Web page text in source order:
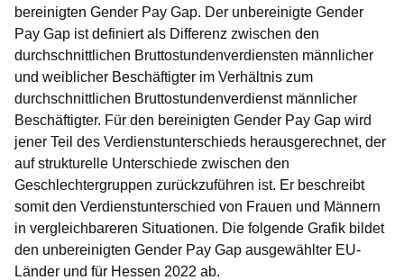
bereinigten Gender Pay Gap. Der unbereinigte Gender
Pay Gap ist definiert als Differenz zwischen den
durchschnittlichen Bruttostundenverdiensten männlicher
und weiblicher Beschäftigter im Verhältnis zum
durchschnittlichen Bruttostundenverdienst männlicher
Beschäftigter. Für den bereinigten Gender Pay Gap wird
jener Teil des Verdienstunterschieds herausgerechnet, der
auf strukturelle Unterschiede zwischen den
Geschlechtergruppen zurückzuführen ist. Er beschreibt
somit den Verdienstunterschied von Frauen und Männern
in vergleichbareren Situationen. Die folgende Grafik bildet
den unbereinigten Gender Pay Gap ausgewählter EU-
Länder und für Hessen 2022 ab.